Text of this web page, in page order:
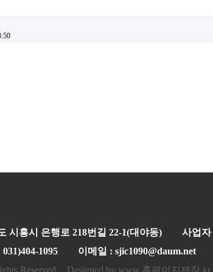
시흥시 은행로 218번길 22-1(대야동)
사업자
1095
이메일 : sjic1090@daum.net
Reserved.
Designed by www.홈페이지제작.kr